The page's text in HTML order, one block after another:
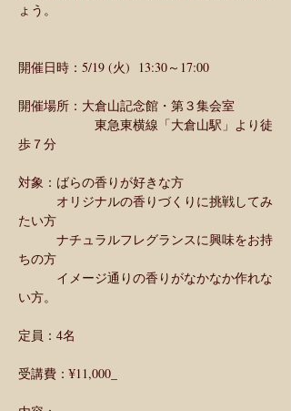
ょう。
開催日時：5/19 (火)  13:30～17:00
開催場所：大倉山記念館・第３集会室
東急東横線「大倉山駅」より徒
歩７分
対象：ばらの香りが好きな方
オリジナルの香りづくりに挑戦してみ
たい方
ナチュラルフレグランスに興味をお持
ちの方
イメージ通りの香りがなかなか作れな
い方。
定員：4名
受講費：¥11,000_